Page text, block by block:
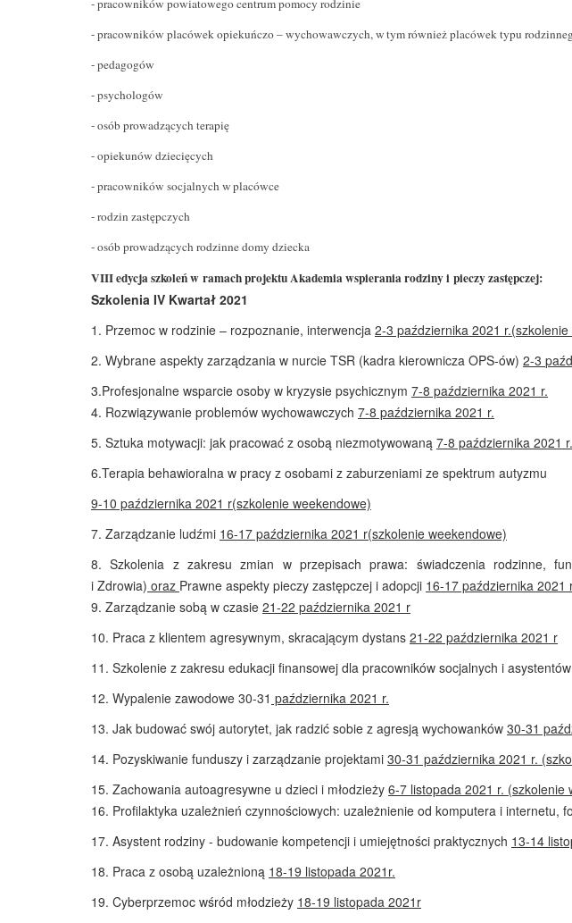
- pracowników powiatowego centrum pomocy rodzinie
- pracowników placówek opiekuńczo – wychowawczych, w tym również placówek typu
- pedagogów
- psychologów
- osób prowadzących terapię
- opiekunów dziecięcych
- pracowników socjalnych w placówce
- rodzin zastępczych
- osób prowadzących rodzinne domy dziecka
VIII edycja szkoleń w ramach projektu Akademia wspierania rodziny i pieczy zastępczej:
Szkolenia IV Kwartał 2021
1. Przemoc w rodzinie – rozpoznanie, interwencja 2-3 października 2021 r.
2. Wybrane aspekty zarządzania w nurcie TSR (kadra kierownicza OPS-ów) 2-3
3.Profesjonalne wsparcie osoby w kryzysie psychicznym 7-8 października 2021 r.
4. Rozwiązywanie problemów wychowawczych 7-8 października 2021 r.
5. Sztuka motywacji: jak pracować z osobą niezmotywowaną 7-8 października 2021 r.
6.Terapia behawioralna w pracy z osobami z zaburzeniami ze spektrum autyzmu
9-10 października 2021 r(szkolenie weekendowe)
7. Zarządzanie ludźmi 16-17 października 2021 r(szkolenie weekendowe)
8. Szkolenia z zakresu zmian w przepisach prawa: świadczenia rodzinne,
i Zdrowia) oraz Prawne aspekty pieczy zastępczej i adopcji 16-17 października 2021
9. Zarządzanie sobą w czasie 21-22 października 2021 r
10. Praca z klientem agresywnym, skracającym dystans 21-22 października 2021 r
11. Szkolenie z zakresu edukacji finansowej dla pracowników socjalnych i
12. Wypalenie zawodowe 30-31 października 2021 r.
13. Jak budować swój autorytet, jak radzić sobie z agresją wychowanków 30-31
14. Pozyskiwanie funduszy i zarządzanie projektami 30-31 października 2021 r.
15. Zachowania autoagresywne u dzieci i młodzieży 6-7 listopada 2021 r. (szkolenie
16. Profilaktyka uzależnień czynnościowych: uzależnienie od komputera i internetu,
17. Asystent rodziny - budowanie kompetencji i umiejętności praktycznych 13-14
18. Praca z osobą uzależnioną 18-19 listopada 2021r.
19. Cyberprzemoc wśród młodzieży 18-19 listopada 2021r